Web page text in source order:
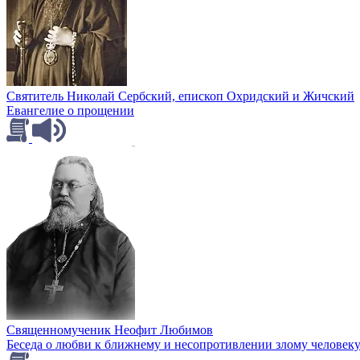
Святитель Николай Сербский, епископ Охридский и Жичский
Евангелие о прощении
Священномученик Неофит Любимов
Беседа о любви к ближнему и несопротивлении злому